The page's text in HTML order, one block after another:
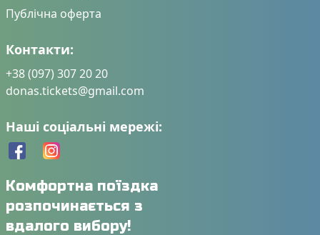
Публічна оферта
Контакти:
+38 (097) 307 20 20
donas.tickets@gmail.com
Наші соціальні мережі:
Комфортна поїздка
розпочинається з
вдалого вибору!